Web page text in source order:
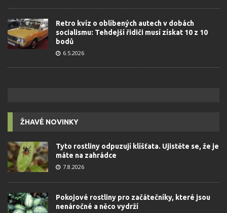
Retro kvíz o oblíbených autech v dobách
socialismu: Tehdejší řidiči musí získat 10 z 10
bodů
6.5.2026
ŽHAVÉ NOVINKY
Tyto rostliny odpuzují klíšťata. Ujistěte se, že je
máte na zahrádce
7.8.2026
Pokojové rostliny pro začátečníky, které jsou
nenáročné a něco vydrží